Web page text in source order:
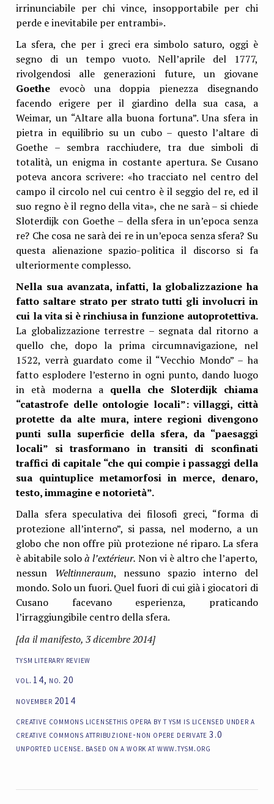
irrinunciabile per chi vince, insopportabile per chi
perde e inevitabile per entrambi».
La sfera, che per i greci era simbolo saturo, oggi è
segno di un tempo vuoto. Nell’aprile del 1777,
rivolgendosi alle generazioni future, un giovane
Goethe evocò una doppia pienezza disegnando
facendo erigere per il giardino della sua casa, a
Weimar, un “Altare alla buona fortuna”. Una sfera in
pietra in equilibrio su un cubo – questo l’altare di
Goethe – sembra racchiudere, tra due simboli di
totalità, un enigma in costante apertura. Se Cusano
poteva ancora scrivere: «ho tracciato nel centro del
campo il circolo nel cui centro è il seggio del re, ed il
suo regno è il regno della vita», che ne sarà – si chiede
Sloterdijk con Goethe – della sfera in un’epoca senza
re? Che cosa ne sarà dei re in un’epoca senza sfera? Su
questa alienazione spazio-politica il discorso si fa
ulteriormente complesso.
Nella sua avanzata, infatti, la globalizzazione ha
fatto saltare strato per strato tutti gli involucri in
cui la vita si è rinchiusa in funzione autoprotettiva.
La globalizzazione terrestre – segnata dal ritorno a
quello che, dopo la prima circumnavigazione, nel
1522, verrà guardato come il “Vecchio Mondo” – ha
fatto esplodere l’esterno in ogni punto, dando luogo
in età moderna a quella che Sloterdijk chiama
“catastrofe delle ontologie locali”: villaggi, città
protette da alte mura, intere regioni divengono
punti sulla superficie della sfera, da “paesaggi
locali” si trasformano in transiti di sconfinati
traffici di capitale “che qui compie i passaggi della
sua quintuplice metamorfosi in merce, denaro,
testo, immagine e notorietà”.
Dalla sfera speculativa dei filosofi greci, “forma di
protezione all’interno”, si passa, nel moderno, a un
globo che non offre più protezione né riparo. La sfera
è abitabile soloà l’extérieur. Non vi è altro che l’aperto,
nessun Weltinneraum, nessuno spazio interno del
mondo. Solo un fuori. Quel fuori di cui già i giocatori di
Cusano facevano esperienza, praticando
l’irraggiungibile centro della sfera.
[da il manifesto, 3 dicembre 2014]
tysm literary review
vol. 14, no. 20
november 2014
creative commons licensethis opera by t ysm is licensed under a
creative commons attribuzione-non opere derivate 3.0
unported license. based on a work at www.tysm.org